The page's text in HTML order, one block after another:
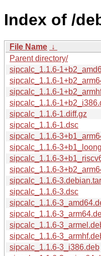
Index of /
File Name ↓
Parent directory/
sipcalc_1.1.6-
sipcalc_1.1.6-
sipcalc_1.1.6-
sipcalc_1.1.6-
sipcalc_1.1.6-1.diff.gz
sipcalc_1.1.6-1.dsc
sipcalc_1.1.6-
sipcalc_1.1.6-
sipcalc_1.1.6-
sipcalc_1.1.6-
sipcalc_1.1.6-
sipcalc_1.1.6-3.dsc
sipcalc_1.1.6-
sipcalc_1.1.6-
sipcalc_1.1.6-
sipcalc_1.1.6-
sipcalc_1.1.6-3_i386.deb